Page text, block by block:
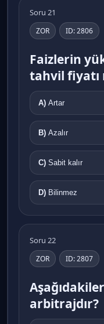
Soru 21
ZOR ID: 2806
Faizlerin
tahvil fiyatı
A) Artar
B) Azalır
C) Sabit kalır
D) Bilinmez
Soru 22
ZOR ID: 2807
arbitrajdır?